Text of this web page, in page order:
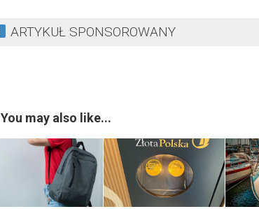
ARTYKUŁ SPONSOROWANY
You may also like...